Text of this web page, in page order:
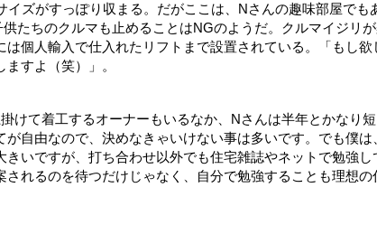
ズがすっぽり収まる。だがここは、Nさんの趣味部屋でも
たちのクルマも止めることはNGのようだ。クルマイジリ
個人輸入で仕入れたリフトまで設置されている。「もし欲
すよ（笑）」。
けて着工するオーナーもいるなか、Nさんは半年とかなり短
自由なので、決めなきゃいけない事は多いです。でも僕は
いですが、打ち合わせ以外でも住宅雑誌やネットで勉強し
れるのを待つだけじゃなく、自分で勉強することも理想の